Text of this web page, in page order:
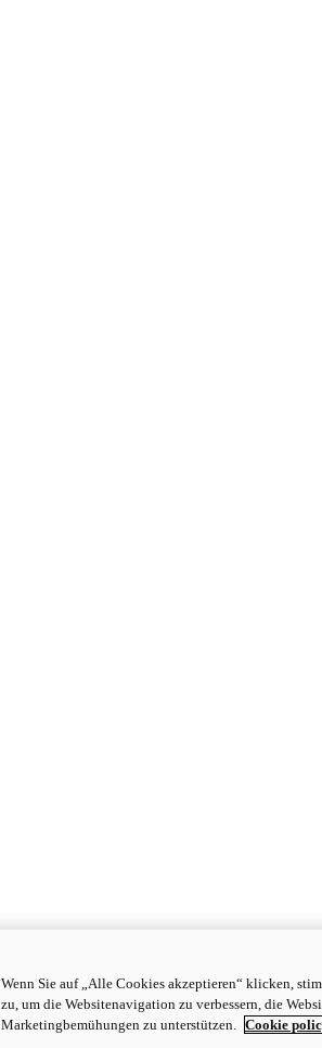
Wenn Sie auf „Alle Cookies akzeptieren“ klicken,
zu, um die Websitenavigation zu verbessern, die
Marketingbemühungen zu unterstützen. Cookie